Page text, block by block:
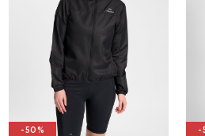
-50% -